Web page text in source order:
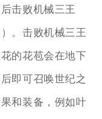
击败机械三王
。击败机械三王
的花苞会在地下
即可召唤世纪之
和装备，例如叶